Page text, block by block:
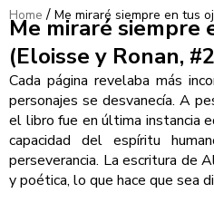
Home / Me miraré siempre en tus
Me miraré siempre
(Eloisse y Ronan,
Cada página revelaba más
personajes se desvanecía. A
el libro fue en última instancia
capacidad del espíritu
perseverancia. La escritura de
y poética, lo que hace que sea